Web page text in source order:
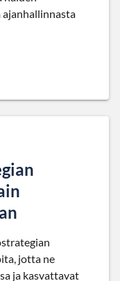
jotta ne
ja kasvattavat